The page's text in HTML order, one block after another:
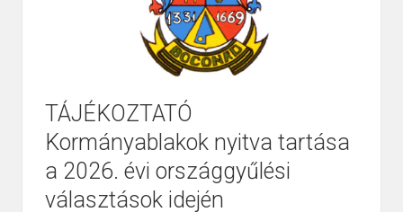
Page1/1 Zoom100%
TÁJÉKOZTATÓ
Kormányablakok nyitva tartása
a 2026. évi országgyűlési
választások idején